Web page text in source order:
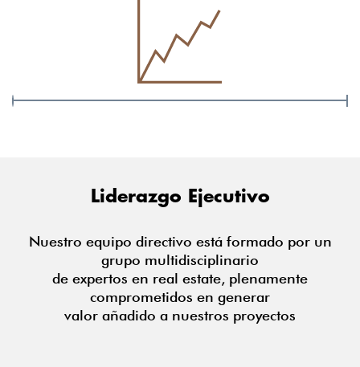
Liderazgo Ejecutivo
Nuestro equipo directivo está formado por un
grupo multidisciplinario
de expertos en real estate, plenamente
comprometidos en generar
valor añadido a nuestros proyectos